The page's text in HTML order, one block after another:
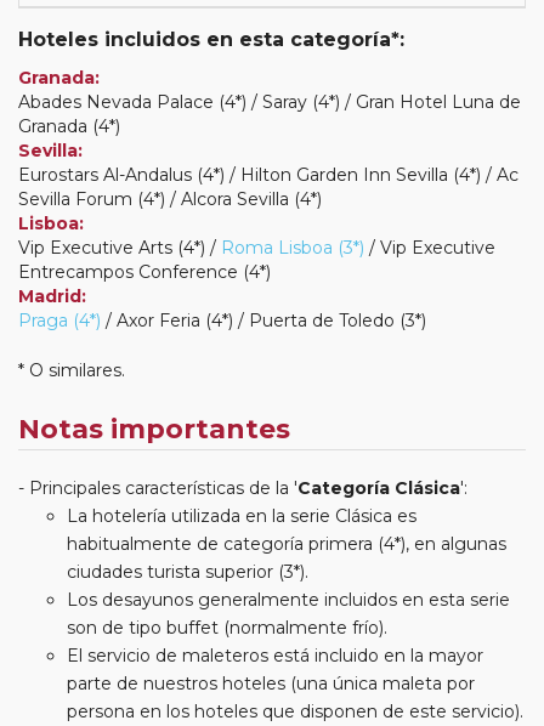
Hoteles incluidos en esta categoría*:
Granada:
Abades Nevada Palace (4*) / Saray (4*) / Gran Hotel Luna de
Granada (4*)
Sevilla:
Eurostars Al-Andalus (4*) / Hilton Garden Inn Sevilla (4*) / Ac
Sevilla Forum (4*) / Alcora Sevilla (4*)
Lisboa:
Vip Executive Arts (4*) / Roma Lisboa (3*) / Vip Executive
Entrecampos Conference (4*)
Madrid:
Praga (4*) / Axor Feria (4*) / Puerta de Toledo (3*)
* O similares.
Notas importantes
Principales características de la 'Categoría Clásica':
La hotelería utilizada en la serie Clásica es
habitualmente de categoría primera (4*), en algunas
ciudades turista superior (3*).
Los desayunos generalmente incluidos en esta serie
son de tipo buffet (normalmente frío).
El servicio de maleteros está incluido en la mayor
parte de nuestros hoteles (una única maleta por
persona en los hoteles que disponen de este servicio).